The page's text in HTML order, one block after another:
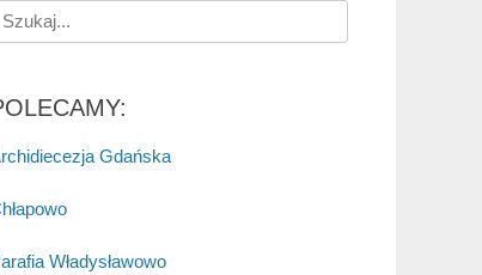
Gdańska
Władysławowo